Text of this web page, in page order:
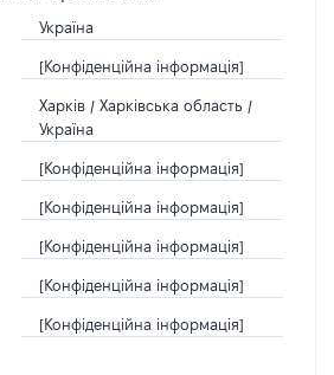
Україна
[Конфіденційна інформація]
Харків / Харківська область /
Україна
[Конфіденційна інформація]
[Конфіденційна інформація]
[Конфіденційна інформація]
[Конфіденційна інформація]
[Конфіденційна інформація]